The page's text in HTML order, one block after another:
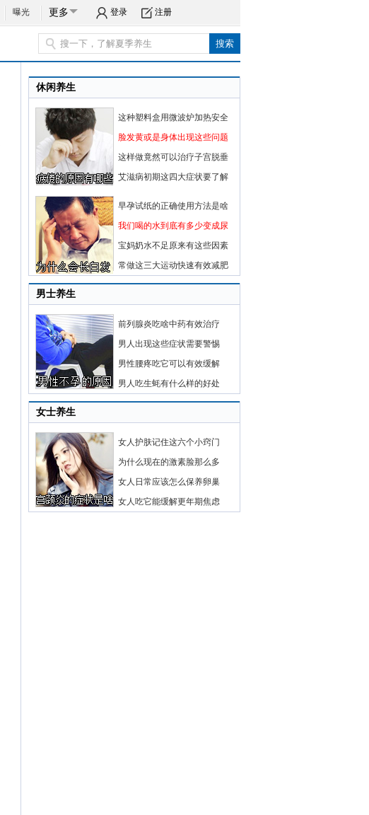
曝光 更多 登录 注册
休闲养生
这种塑料盒用微波炉加热安全
脸发黄或是身体出现这些问题
这样做竟然可以治疗子宫脱垂
艾滋病初期这四大症状要了解
早孕试纸的正确使用方法是啥
我们喝的水到底有多少变成尿
宝妈奶水不足原来有这些因素
常做这三大运动快速有效减肥
男士养生
前列腺炎吃啥中药有效治疗
男人出现这些症状需要警惕
男性腰疼吃它可以有效缓解
男人吃生蚝有什么样的好处
女士养生
女人护肤记住这六个小窍门
为什么现在的激素脸那么多
女人日常应该怎么保养卵巢
女人吃它能缓解更年期焦虑